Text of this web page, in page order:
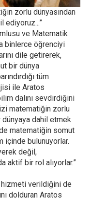
zorlu dünyasından
ediyoruz...”
ve Matematik
binlerce öğrenciyi
dile getirerek,
bir dünya
tüm
ile Aratos
dalını sevdirdiğini
matematiğin zorlu
dünyaya dahil etmek
matematiğin somut
içinde bulunuyorlar.
değil,
aktif bir rol alıyorlar.”
verildiğini de
dolduran Aratos